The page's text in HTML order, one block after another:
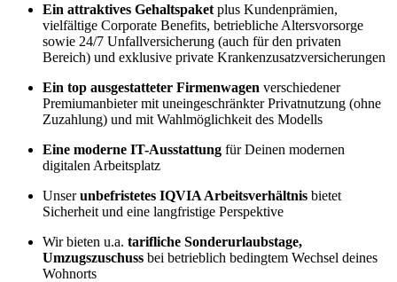
Ein attraktives Gehaltspaket plus Kundenprämien,
vielfältige Corporate Benefits, betriebliche Altersvorsorge
sowie 24/7 Unfallversicherung (auch für den privaten
Bereich) und exklusive private Krankenzusatzversicherungen
Ein top ausgestatteter Firmenwagen verschiedener
Premiumanbieter mit uneingeschränkter Privatnutzung (ohne
Zuzahlung) und mit Wahlmöglichkeit des Modells
Eine moderne IT-Ausstattung für Deinen modernen
digitalen Arbeitsplatz
Unserunbefristetes IQVIA Arbeitsverhältnis bietet
Sicherheit und eine langfristige Perspektive
Wir bieten u.a. tarifliche Sonderurlaubstage,
Umzugszuschuss bei betrieblich bedingtem Wechsel deines
Wohnorts